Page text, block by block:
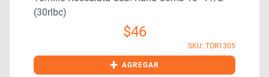
(30rlbc)
$46
SKU: TOR1305
+ AGREGAR